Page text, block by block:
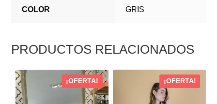
COLOR GRIS
PRODUCTOS RELACIONADOS
¡OFERTA!
ESTE
PRODUCTO
TIENE
¡OFERTA!
PRODUCTO